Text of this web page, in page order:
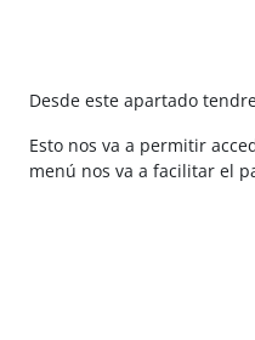
Desde este apartado
Esto nos va a permitir
menú nos va a facilitar el